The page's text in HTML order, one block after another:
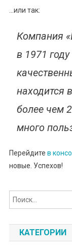
…или так:
Компания
в 1971
находится
более чем
много
Перейдите в
новые. Успехов!
КАТЕГОРИИ